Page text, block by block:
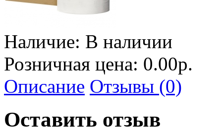
Наличие: В наличии
Розничная цена: 0.00р.
Описание Отзывы (0)
Оставить отзыв